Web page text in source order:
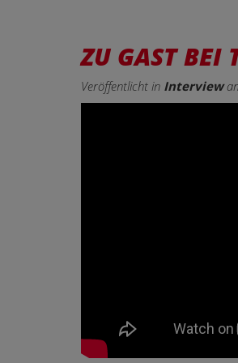
ZU GAST BEI
Veröffentlicht in Interview